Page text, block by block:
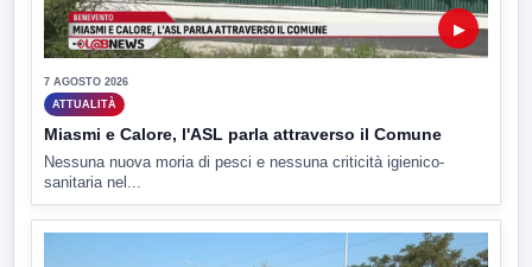
▶
7 AGOSTO 2026
ATTUALITÀ
Miasmi e Calore, l'ASL parla attraverso il Comune
Nessuna nuova moria di pesci e nessuna criticità igienico-
sanitaria nel...